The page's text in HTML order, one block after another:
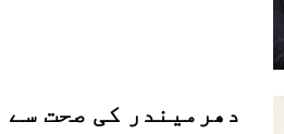
دھرمیندر کی صحت سے